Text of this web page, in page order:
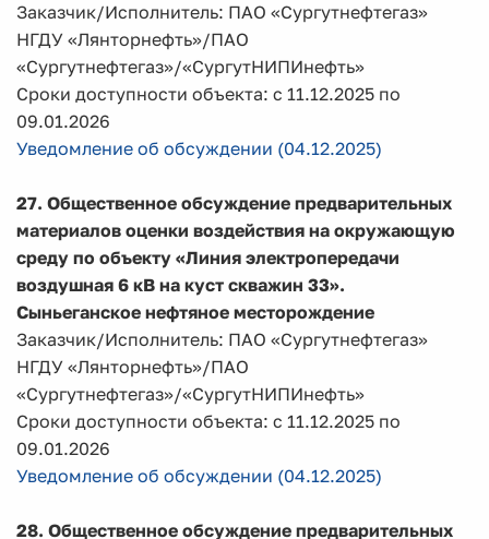
Заказчик/Исполнитель: ПАО «Сургутнефтегаз»
НГДУ «Лянторнефть»/ПАО
«Сургутнефтегаз»/«СургутНИПИнефть»
Сроки доступности объекта: с 11.12.2025 по
09.01.2026
Уведомление об обсуждении (04.12.2025)
27. Общественное обсуждение предварительных
материалов оценки воздействия на окружающую
среду по объекту «Линия электропередачи
воздушная 6 кВ на куст скважин 33».
Сыньеганское нефтяное месторождение
Заказчик/Исполнитель: ПАО «Сургутнефтегаз»
НГДУ «Лянторнефть»/ПАО
«Сургутнефтегаз»/«СургутНИПИнефть»
Сроки доступности объекта: с 11.12.2025 по
09.01.2026
Уведомление об обсуждении (04.12.2025)
28. Общественное обсуждение предварительных